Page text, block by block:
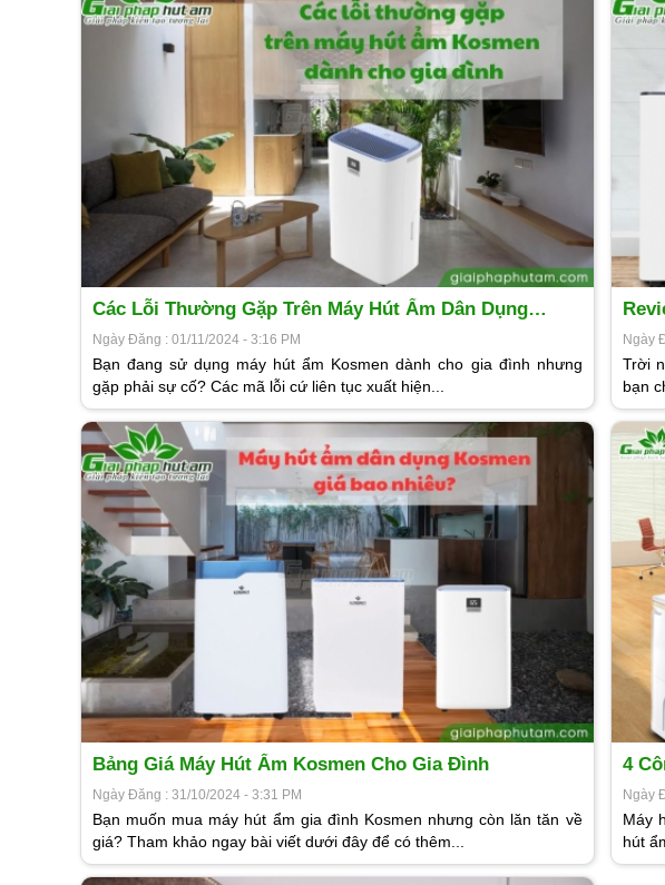
Các Lỗi Thường Gặp Trên Máy Hút Ẩm Dân Dụng
Kosmen
Ngày Đăng : 01/11/2024 - 3:16 PM
Bạn đang sử dụng máy hút ẩm Kosmen dành cho gia đình nhưng
gặp phải sự cố? Các mã lỗi cứ liên tục xuất hiện...
Ngày
Trời
bạn
Bảng Giá Máy Hút Ẩm Kosmen Cho Gia Đình
Ngày Đăng : 31/10/2024 - 3:31 PM
Bạn muốn mua máy hút ẩm gia đình Kosmen nhưng còn lăn tăn về
giá? Tham khảo ngay bài viết dưới đây để có thêm...
4
KM-
Ngày
Máy
hút